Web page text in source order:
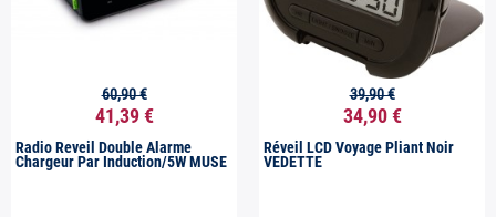
Aperçu rapide
41,39 €
60,90 €
Radio Reveil Double Alarme
Chargeur Par Induction/5W MUSE
Aperçu rapide
34,90 €
39,90 €
Réveil LCD Voyage Pliant Noir
VEDETTE